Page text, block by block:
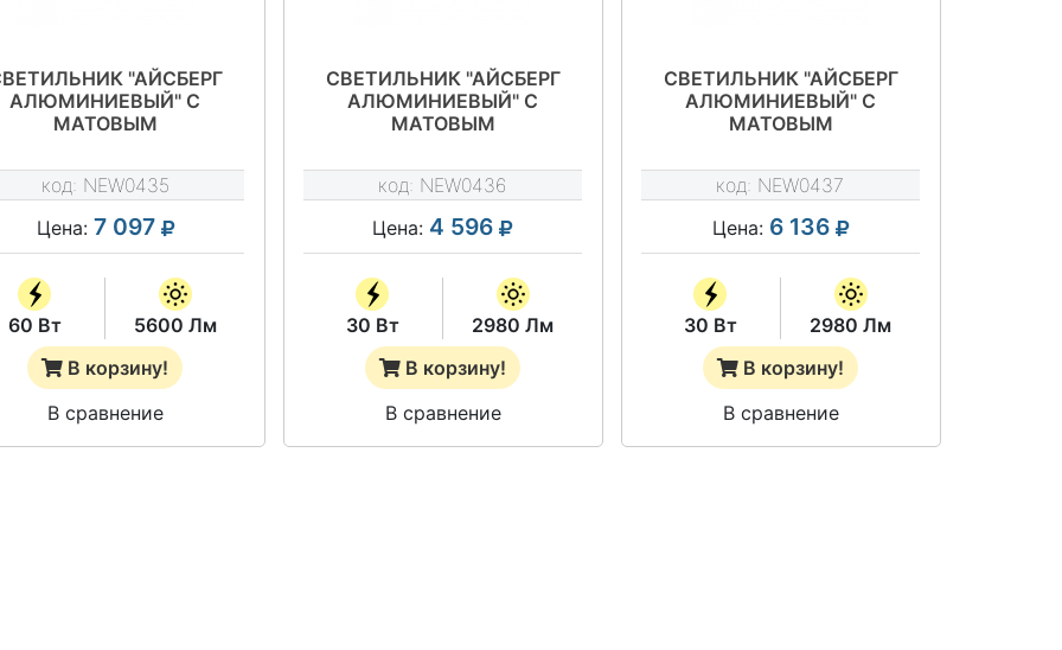
"АЙСБЕРГ
АЛЮМИНИЕВЫЙ" С
МАТОВЫМ
код: NEW0435
Цена: 7 097
60 Вт
5600 Лм
В корзину!
В сравнение
СВЕТИЛЬНИК "АЙСБЕРГ
АЛЮМИНИЕВЫЙ" С
МАТОВЫМ
NEWLED.IAL620.30.M.5K.IP65
код: NEW0436
Цена: 4 596
30 Вт
2980 Лм
В корзину!
В сравнение
СВЕТИЛЬНИК "АЙСБЕРГ
АЛЮМИНИЕВЫЙ" С
МАТОВЫМ
NEWLED.IAL990.30.M.5K.IP65
код: NEW0437
Цена: 6 136
30 Вт
2980 Лм
В корзину!
В сравнение